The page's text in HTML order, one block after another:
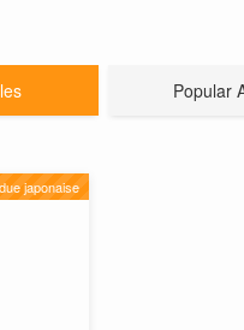
Popular
japonaise